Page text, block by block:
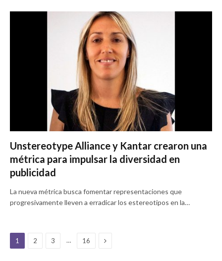
Unstereotype Alliance y Kantar crearon una
métrica para impulsar la diversidad en
publicidad
La nueva métrica busca fomentar representaciones que
progresivamente lleven a erradicar los estereotipos en la…
1 2 3 … 16 Next